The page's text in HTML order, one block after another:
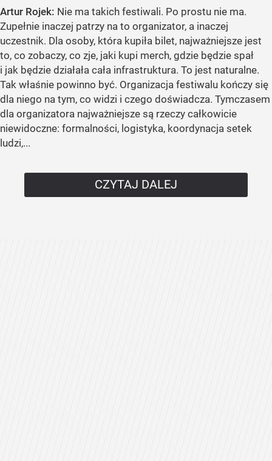
Artur Rojek: Nie ma takich festiwali. Po prostu nie ma.
Zupełnie inaczej patrzy na to organizator, a inaczej
uczestnik. Dla osoby, która kupiła bilet, najważniejsze jest
to, co zobaczy, co zje, jaki kupi merch, gdzie będzie spał
i jak będzie działała cała infrastruktura. To jest naturalne.
Tak właśnie powinno być. Organizacja festiwalu kończy się
dla niego na tym, co widzi i czego doświadcza. Tymczasem
dla organizatora najważniejsze są rzeczy całkowicie
niewidoczne: formalności, logistyka, koordynacja setek
ludzi,...
CZYTAJ DALEJ